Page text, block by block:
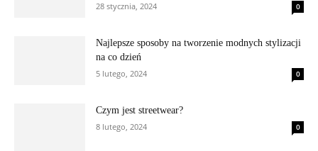
28 stycznia, 2024
0
Najlepsze sposoby na tworzenie modnych stylizacji
na co dzień
5 lutego, 2024
0
Czym jest streetwear?
8 lutego, 2024
0